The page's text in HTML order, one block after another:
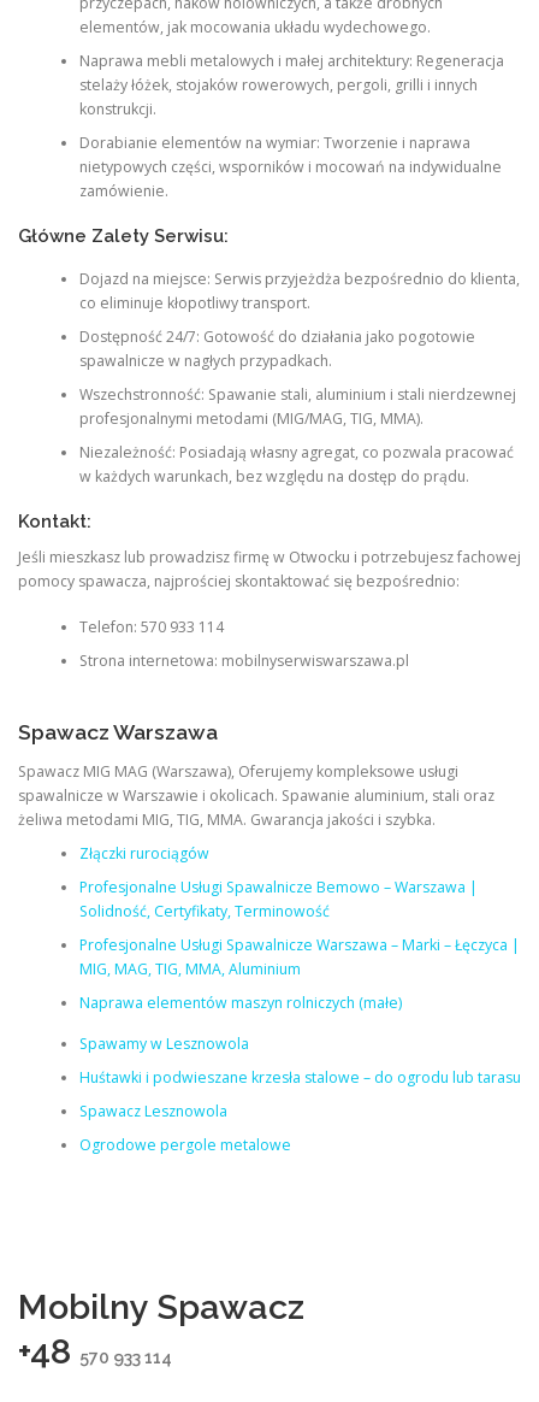
elementów, jak mocowania układu wydechowego.
Naprawa mebli metalowych i małej architektury: Regeneracja
stelaży łóżek, stojaków rowerowych, pergoli, grilli i innych
konstrukcji.
Dorabianie elementów na wymiar: Tworzenie i naprawa
nietypowych części, wsporników i mocowań na indywidualne
zamówienie.
Główne Zalety Serwisu:
Dojazd na miejsce: Serwis przyjeżdża bezpośrednio do klienta,
co eliminuje kłopotliwy transport.
Dostępność 24/7: Gotowość do działania jako pogotowie
spawalnicze w nagłych przypadkach.
Wszechstronność: Spawanie stali, aluminium i stali nierdzewnej
profesjonalnymi metodami (MIG/MAG, TIG, MMA).
Niezależność: Posiadają własny agregat, co pozwala pracować
w każdych warunkach, bez względu na dostęp do prądu.
Kontakt:
Jeśli mieszkasz lub prowadzisz firmę w Otwocku i potrzebujesz fachowej
pomocy spawacza, najprościej skontaktować się bezpośrednio:
Telefon: 570 933 114
Strona internetowa: mobilnyserwiswarszawa.pl
Spawacz Warszawa
Spawacz MIG MAG (Warszawa), Oferujemy kompleksowe usługi
spawalnicze w Warszawie i okolicach. Spawanie aluminium, stali oraz
żeliwa metodami MIG, TIG, MMA. Gwarancja jakości i szybka.
Złączki rurociągów
Profesjonalne Usługi Spawalnicze Bemowo – Warszawa |
Solidność, Certyfikaty, Terminowość
Profesjonalne Usługi Spawalnicze Warszawa – Marki – Łęczyca |
MIG, MAG, TIG, MMA, Aluminium
Naprawa elementów maszyn rolniczych (małe)
Spawamy w Lesznowola
Huśtawki i podwieszane krzesła stalowe – do ogrodu lub tarasu
Spawacz Lesznowola
Ogrodowe pergole metalowe
Mobilny Spawacz
+48 570 933 114